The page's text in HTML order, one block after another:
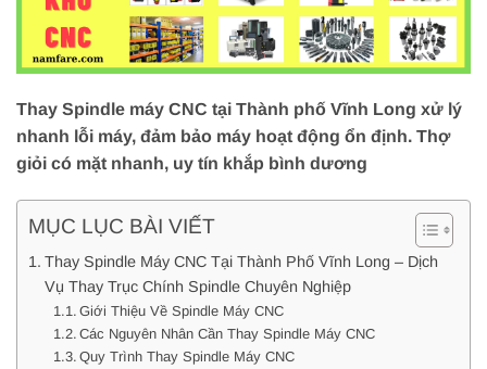
Thay Spindle máy CNC tại Thành phố Vĩnh Long xử lý
nhanh lỗi máy, đảm bảo máy hoạt động ổn định. Thợ
giỏi có mặt nhanh, uy tín khắp bình dương
MỤC LỤC BÀI VIẾT
Thay Spindle Máy CNC Tại Thành Phố Vĩnh Long – Dịch
Vụ Thay Trục Chính Spindle Chuyên Nghiệp
Giới Thiệu Về Spindle Máy CNC
Các Nguyên Nhân Cần Thay Spindle Máy CNC
Quy Trình Thay Spindle Máy CNC